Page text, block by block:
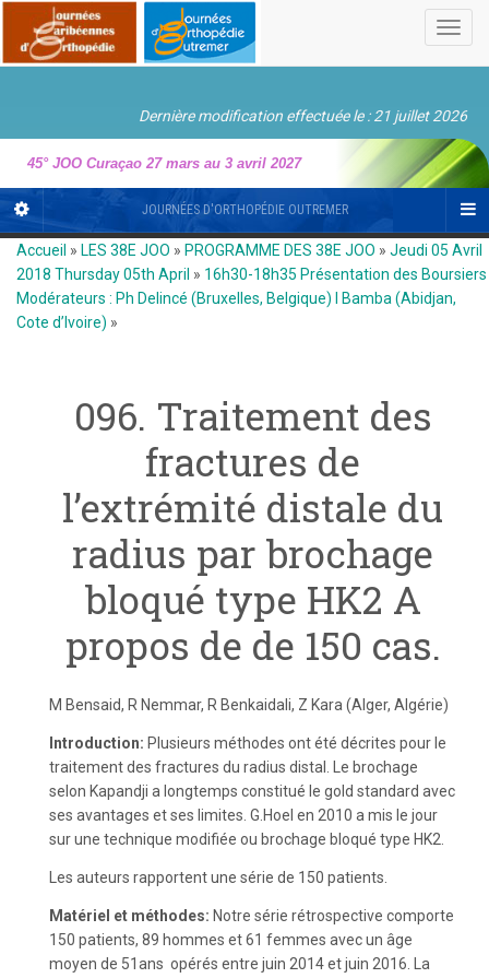
Dernière modification effectuée le : 21 juillet 2026
45° JOO Curaçao 27 mars au 3 avril 2027
JOURNÉES D'ORTHOPÉDIE OUTREMER
Accueil » LES 38E JOO » PROGRAMME DES 38E JOO » Jeudi 05 Avril
2018 Thursday 05th April » 16h30-18h35 Présentation des Boursiers
Modérateurs : Ph Delincé (Bruxelles, Belgique) I Bamba (Abidjan,
Cote d’Ivoire) »
096. Traitement des
fractures de
l’extrémité distale du
radius par brochage
bloqué type HK2 A
propos de de 150 cas.
M Bensaid, R Nemmar, R Benkaidali, Z Kara (Alger, Algérie)
Introduction: Plusieurs méthodes ont été décrites pour le
traitement des fractures du radius distal. Le brochage
selon Kapandji a longtemps constitué le gold standard avec
ses avantages et ses limites. G.Hoel en 2010 a mis le jour
sur une technique modifiée ou brochage bloqué type HK2.
Les auteurs rapportent une série de 150 patients.
Matériel et méthodes: Notre série rétrospective comporte
150 patients, 89 hommes et 61 femmes avec un âge
moyen de 51ans opérés entre juin 2014 et juin 2016. La